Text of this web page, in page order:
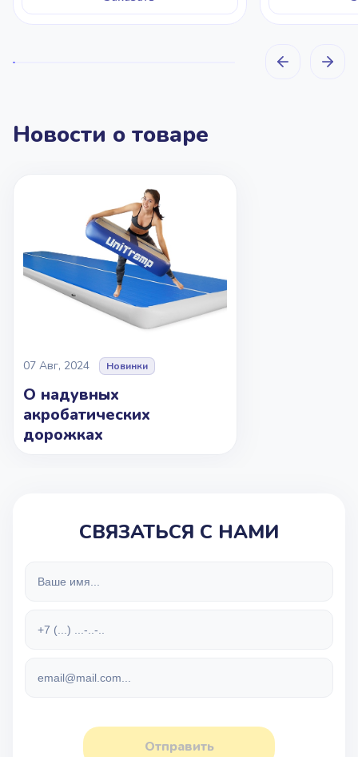
Новости о товаре
07 Авг, 2024 Новинки
О надувных
акробатических
дорожках
СВЯЗАТЬСЯ С НАМИ
Отправить